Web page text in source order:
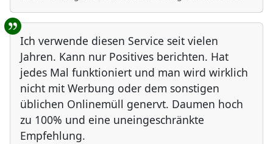
Ich verwende diesen Service seit vielen
Jahren. Kann nur Positives berichten. Hat
jedes Mal funktioniert und man wird wirklich
nicht mit Werbung oder dem sonstigen
üblichen Onlinemüll genervt. Daumen hoch
zu 100% und eine uneingeschränkte
Empfehlung.